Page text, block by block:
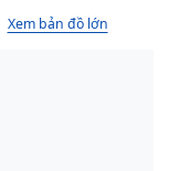
Xem bản đồ lớn